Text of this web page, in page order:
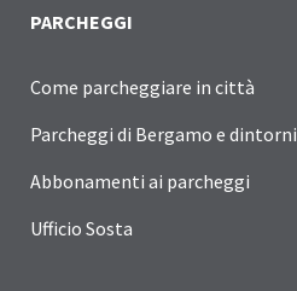
PARCHEGGI
Come parcheggiare in città
Parcheggi di Bergamo e dintorni
Abbonamenti ai parcheggi
Ufficio Sosta